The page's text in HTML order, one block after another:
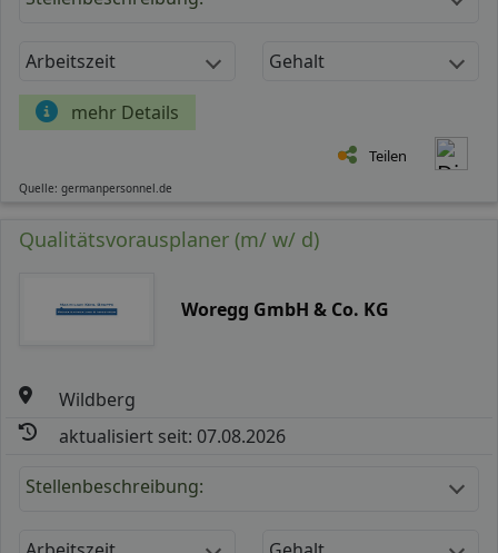
Arbeitszeit Gehalt
mehr Details
Teilen
Quelle: germanpersonnel.de
Qualitätsvorausplaner (m/ w/ d)
Woregg GmbH & Co. KG
Wildberg
aktualisiert seit: 07.08.2026
Stellenbeschreibung: